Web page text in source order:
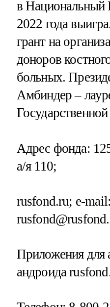
в
2022 года
грант на
доноров
больных.
Амбиндер –
Адрес фонда:
а/я 110;
rusfond.ru; e-mail:
Приложения для
андроида